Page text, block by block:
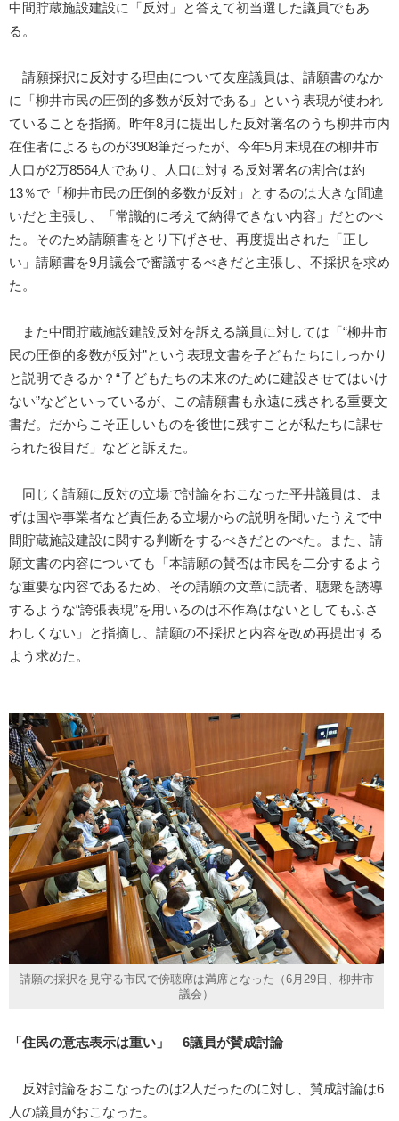
中間貯蔵施設建設に「反対」と答えて初当選した議員でもあ
る。
請願採択に反対する理由について友座議員は、請願書のなか
に「柳井市民の圧倒的多数が反対である」という表現が使われ
ていることを指摘。昨年8月に提出した反対署名のうち柳井市内
在住者によるものが3908筆だったが、今年5月末現在の柳井市
人口が2万8564人であり、人口に対する反対署名の割合は約
13％で「柳井市民の圧倒的多数が反対」とするのは大きな間違
いだと主張し、「常識的に考えて納得できない内容」だとのべ
た。そのため請願書をとり下げさせ、再度提出された「正し
い」請願書を9月議会で審議するべきだと主張し、不採択を求め
た。
また中間貯蔵施設建設反対を訴える議員に対しては「“柳井市
民の圧倒的多数が反対”という表現文書を子どもたちにしっかり
と説明できるか？“子どもたちの未来のために建設させてはいけ
ない”などといっているが、この請願書も永遠に残される重要文
書だ。だからこそ正しいものを後世に残すことが私たちに課せ
られた役目だ」などと訴えた。
同じく請願に反対の立場で討論をおこなった平井議員は、ま
ずは国や事業者など責任ある立場からの説明を聞いたうえで中
間貯蔵施設建設に関する判断をするべきだとのべた。また、請
願文書の内容についても「本請願の賛否は市民を二分するよう
な重要な内容であるため、その請願の文章に読者、聴衆を誘導
するような“誇張表現”を用いるのは不作為はないとしてもふさ
わしくない」と指摘し、請願の不採択と内容を改め再提出する
よう求めた。
請願の採択を見守る市民で傍聴席は満席となった（6月29日、柳井市
議会）
「住民の意志表示は重い」 6議員が賛成討論
反対討論をおこなったのは2人だったのに対し、賛成討論は6
人の議員がおこなった。